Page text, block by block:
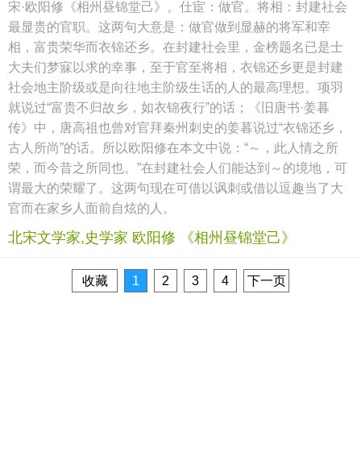
宋·欧阳修《相州昼锦堂己》。仕宦：做官。将相：封建社会
最显贵的官职。这两句大意是：做官做到显赫的将军和宰
相，富贵荣华而衣锦还乡。在封建社会里，金榜题名已是士
大夫们梦寐以求的幸事，至于官至将相，衣锦还乡更是封建
社会地主阶级或是向往地主阶级生话的人的最高理想。项羽
就说过“富贵不归故乡，如衣锦夜行”的话；《旧唐书·姜暮
传》中，唐高祖也曾对官拜秦州刺史的姜暮说过“衣锦还乡，
古人所尚”的话。所以欧阳修在本文中说：“～，此人情之所
荣，而今昔之所同也。”在封建社会人们能达到～的境地，可
谓最大的荣耀了。这两句现在可借以讽刺或借以逗趣当了大
官而在家乡人面前自炫的人。
北宋文学家,史学家 欧阳修 《相州昼锦堂己》
收藏 1 2 3 4 下一页